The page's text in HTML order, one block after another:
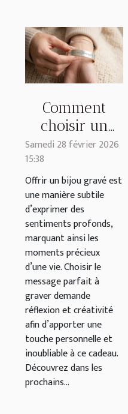
Comment
choisir un
message
parfait pour
un bijou gravé
?
Samedi 28 février 2026
15:38
Offrir un bijou gravé est
une manière subtile
d’exprimer des
sentiments profonds,
marquant ainsi les
moments précieux
d’une vie. Choisir le
message parfait à
graver demande
réflexion et créativité
afin d’apporter une
touche personnelle et
inoubliable à ce cadeau.
Découvrez dans les
prochains...